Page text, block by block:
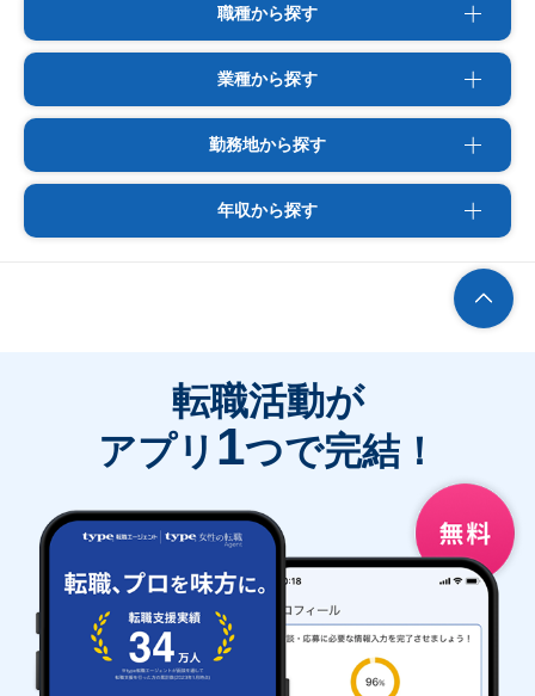
職種から探す
業種から探す
勤務地から探す
年収から探す
転職活動が
アプリ 1つで完結！